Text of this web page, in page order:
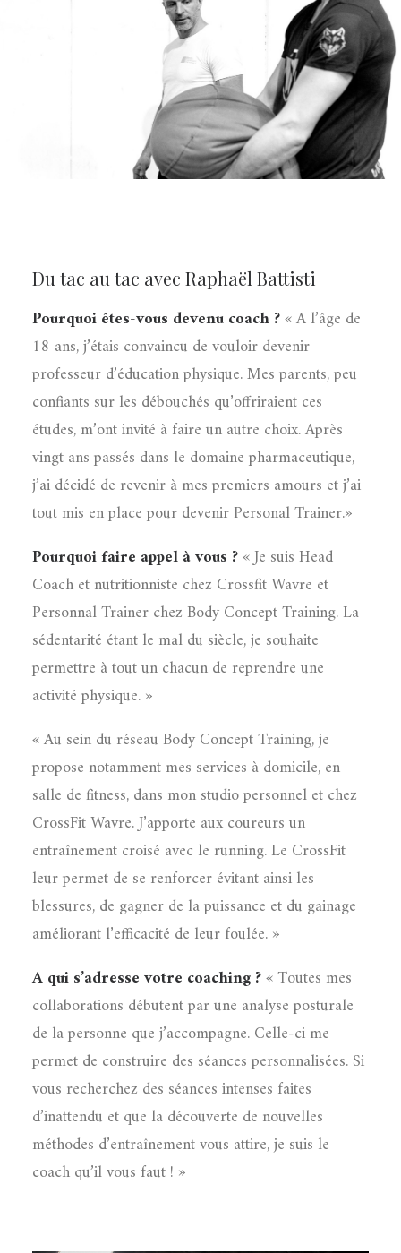
Du tac au tac avec Raphaël Battisti
Pourquoi êtes-vous devenu coach ?« A l’âge de
18 ans, j’étais convaincu de vouloir devenir
professeur d’éducation physique. Mes parents, peu
confiants sur les débouchés qu’offriraient ces
études, m’ont invité à faire un autre choix. Après
vingt ans passés dans le domaine pharmaceutique,
j’ai décidé de revenir à mes premiers amours et j’ai
tout mis en place pour devenir Personal Trainer.»
Pourquoi faire appel à vous ?« Je suis Head
Coach et nutritionniste chez Crossfit Wavre et
Personnal Trainer chez Body Concept Training. La
sédentarité étant le mal du siècle, je souhaite
permettre à tout un chacun de reprendre une
activité physique. »
« Au sein du réseau Body Concept Training, je
propose notamment mes services à domicile, en
salle de fitness, dans mon studio personnel et chez
CrossFit Wavre. J’apporte aux coureurs un
entraînement croisé avec le running. Le CrossFit
leur permet de se renforcer évitant ainsi les
blessures, de gagner de la puissance et du gainage
améliorant l’efficacité de leur foulée. »
A qui s’adresse votre coaching ?« Toutes mes
collaborations débutent par une analyse posturale
de la personne que j’accompagne. Celle-ci me
permet de construire des séances personnalisées. Si
vous recherchez des séances intenses faites
d’inattendu et que la découverte de nouvelles
méthodes d’entraînement vous attire, je suis le
coach qu’il vous faut ! »